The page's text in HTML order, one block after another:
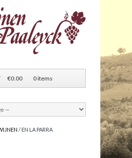
€0.00 0 items
/ EN LA PARRA